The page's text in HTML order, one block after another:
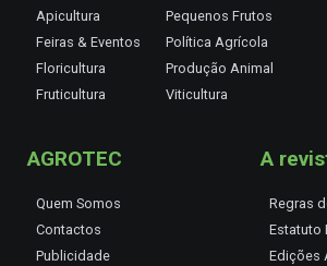
Apicultura
Feiras & Eventos
Floricultura
Fruticultura
Pequenos Frutos
Política Agrícola
Produção Animal
Viticultura
AGROTEC
Quem Somos
Contactos
Publicidade
A
Regras
Estatuto
Edições